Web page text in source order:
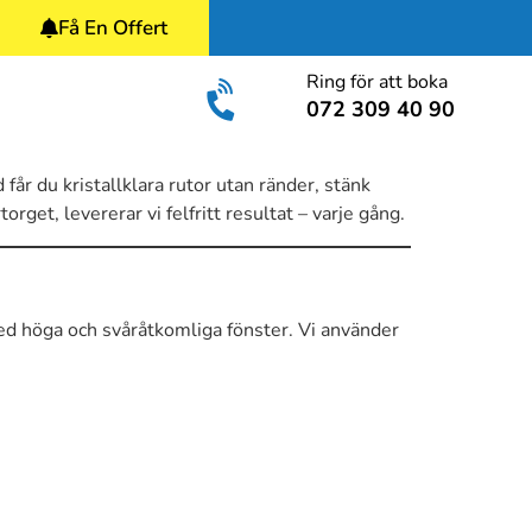
Få En Offert
Ring för att boka
072 309 40 90
du kristallklara rutor utan ränder, stänk
levererar vi felfritt resultat – varje gång.
höga och svåråtkomliga fönster. Vi använder